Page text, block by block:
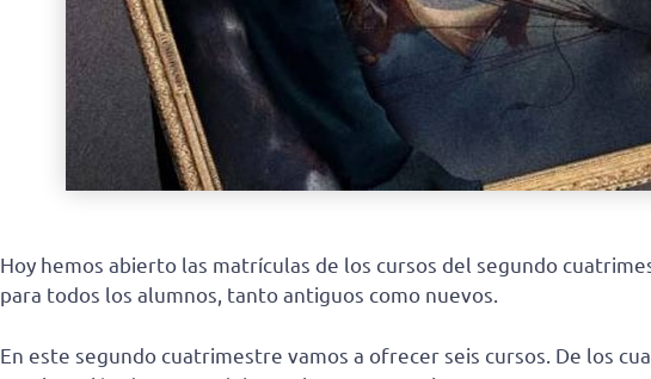
Hoy hemos abierto las matrículas de los cursos del segundo
para todos los alumnos, tanto antiguos como nuevos.
En este segundo cuatrimestre vamos a ofrecer seis cursos. De los